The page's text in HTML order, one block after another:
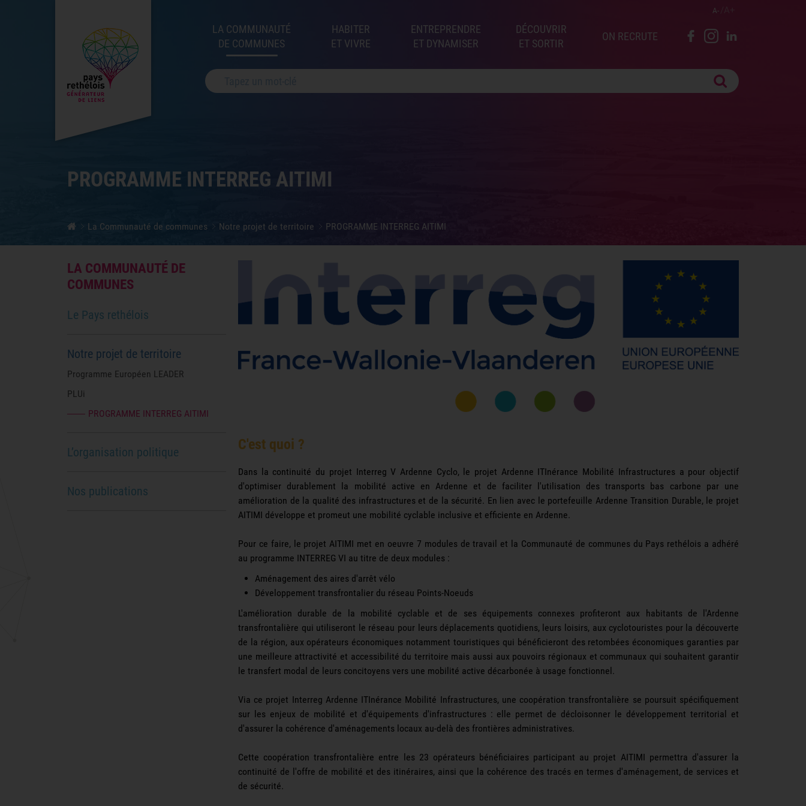
LA COMMUNAUTÉ
DE COMMUNES
HABITER
ET VIVRE
ENTREPRENDRE
ET DYNAMISER
DÉCOUVRIR
ET SORTIR
ON RECRUTE
A
PROGRAMME INTERREG AITIMI
La Communauté de communes Notre projet de territoire PROGRAMME INTERREG AITIMI
C'est quoi ?
Dans la continuité du projet Interreg V Ardenne Cyclo, le projet Ardenne ITInérance Mobilité Infrastructures a pour objectif
d'optimiser durablement la mobilité active en Ardenne et de faciliter l'utilisation des transports bas carbone par une
amélioration de la qualité des infrastructures et de la sécurité. En lien avec le portefeuille Ardenne Transition Durable, le projet
AITIMI développe et promeut une mobilité cyclable inclusive et efficiente en Ardenne.
Pour ce faire, le projet AITIMI met en oeuvre 7 modules de travail et la Communauté de communes du Pays rethélois a adhéré
au programme INTERREG VI au titre de deux modules :
Aménagement des aires d'arrêt vélo
Développement transfrontalier du réseau Points-Noeuds
L'amélioration durable de la mobilité cyclable et de ses équipements connexes profiteront aux habitants de l'Ardenne
transfrontalière qui utiliseront le réseau pour leurs déplacements quotidiens, leurs loisirs, aux cyclotouristes pour la découverte
de la région, aux opérateurs économiques notamment touristiques qui bénéficieront des retombées économiques garanties par
une meilleure attractivité et accessibilité du territoire mais aussi aux pouvoirs régionaux et communaux qui souhaitent garantir
le transfert modal de leurs concitoyens vers une mobilité active décarbonée à usage fonctionnel.
Via ce projet Interreg Ardenne ITInérance Mobilité Infrastructures, une coopération transfrontalière se poursuit spécifiquement
sur les enjeux de mobilité et d'équipements d'infrastructures : elle permet de décloisonner le développement territorial et
d'assurer la cohérence d'aménagements locaux au-delà des frontières administratives.
Cette coopération transfrontalière entre les 23 opérateurs bénéficiaires participant au projet AITIMI permettra d'assurer la
continuité de l'offre de mobilité et des itinéraires, ainsi que la cohérence des tracés en termes d'aménagement, de services et
de sécurité.
LA COMMUNAUTÉ DE
COMMUNES
Le Pays rethélois
Notre projet de territoire
Programme Européen LEADER
PLUi
PROGRAMME INTERREG AITIMI
L’organisation politique
Nos publications